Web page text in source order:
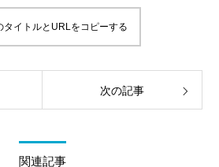
タイトルとURLをコピーする
次の記事
関連記事